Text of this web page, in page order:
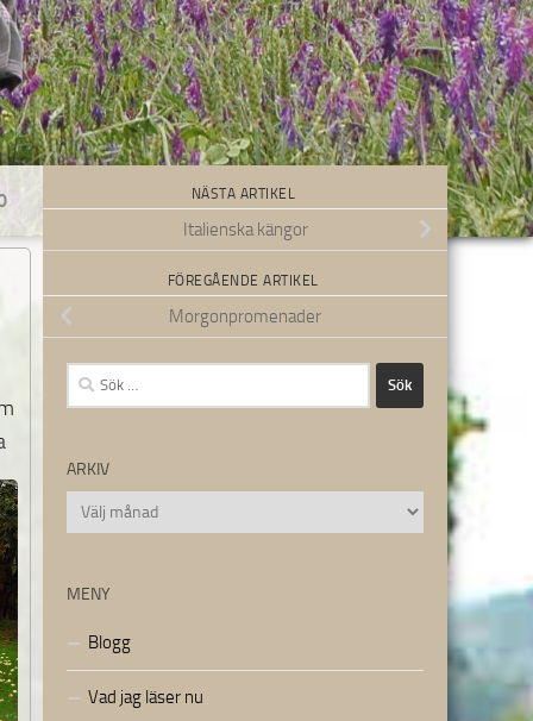
NÄSTA ARTIKEL
Italienska kängor
FÖREGÅENDE ARTIKEL
Morgonpromenader
Sök
efter:
ARKIV
Arkiv
MENY
Blogg
Vad jag läser nu